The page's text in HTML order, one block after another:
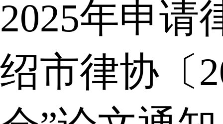
2025年申请
绍市律协〔